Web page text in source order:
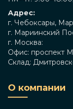
Адрес:
г. Чебоксары,
г. Мариинский
г. Москва:
Офис: проспект
Склад:
О компании